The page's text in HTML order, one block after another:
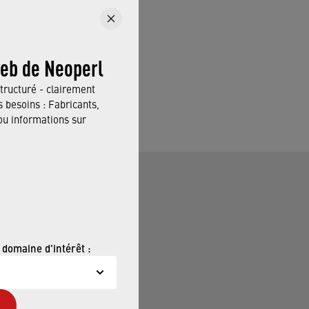
de Neoperl
- clairement
: Fabricants,
informations sur
d'intérêt :
se fera un